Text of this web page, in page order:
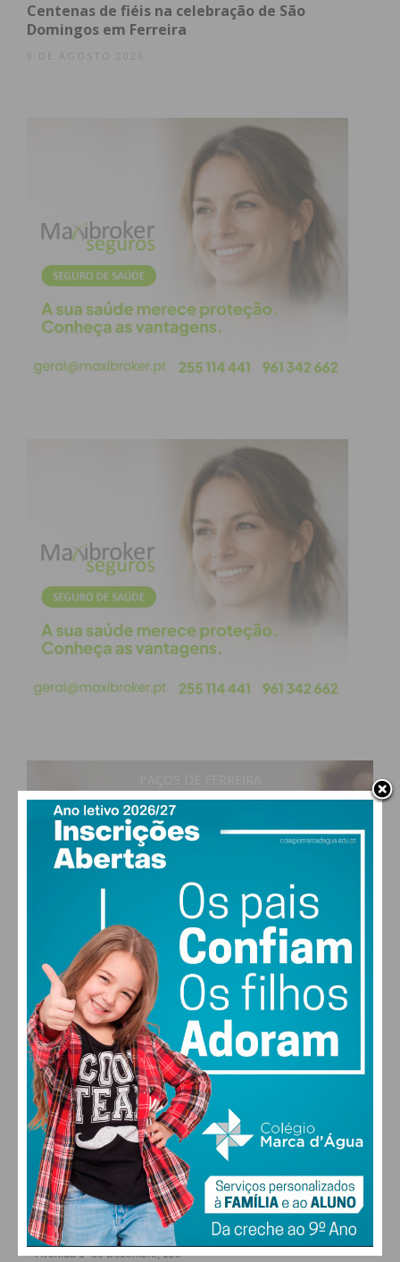
foram alvo de melhoramentos ao nível das
acessibilidades, da estrutura da fachada principal,
Em setembro de 2016, foram inauguradas as novas
piscinas ao ar livre, construídas exatamente no
mesmo espaço exterior, com um tanque infantil e
um tanque maior com 26,8×12,5, dando maior
relevância às acessibilidades e à ampliação do
espaço verde circundante e de lazer passivo.
Mais recentemente, em fevereiro deste ano, foram
inauguradas as obras de requalificação referentes
incidência na cobertura exterior da nave,
substituição das caixilharias, e na instalação de um
sistema solar térmico, constituído por 116 painéis.
As piscinas contam ainda como uma caldeira a
biomassa, entre outras medidas de melhoria da
eficiência energética e do conforto para os utentes
destes equipamentos.
Subscreva a newsletter do
Imediato
Eu li e concordo com os
termos e
condições
Centenas de fiéis na celebração de São
Domingos em Ferreira
9 DE AGOSTO 2026
25°
58% humidade
29°
SEG
31
TER
31°
QUA
32°
ALTERAR
FARMACIAS DE SERVIÇO EM PAÇOS DE
FERREIRA